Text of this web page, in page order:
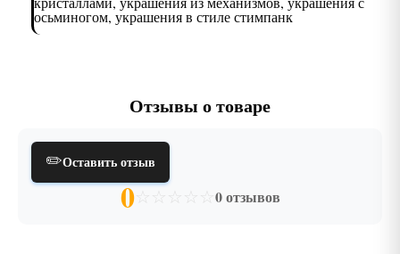
осьминогом, украшения в стиле стимпанк
Отзывы о товаре
✏️Оставить отзыв
0☆ ☆ ☆ ☆ ☆ 0 отзывов